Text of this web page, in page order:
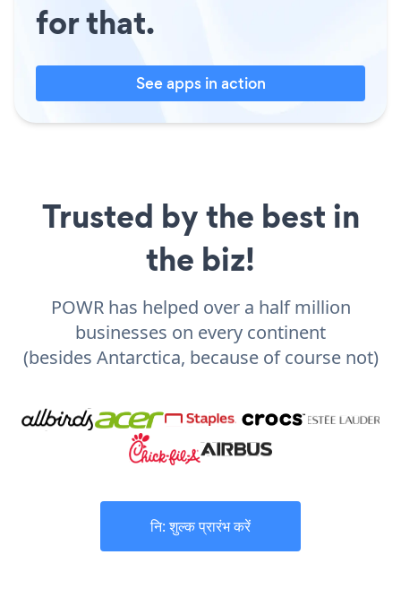
for that.
See apps in action
Trusted by the best in
the biz!
POWR has helped over a half million
businesses on every continent
(besides Antarctica, because of course not)
नि: शुल्क प्रारंभ करें